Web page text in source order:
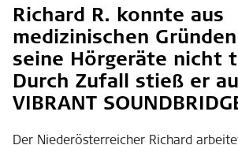
Richard R. konnte aus
medizinischen
seine Hörgeräte nicht
Durch Zufall stieß er
VIBRANT
Der Niederösterreicher Richard